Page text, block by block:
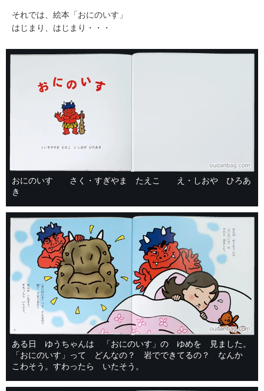
それでは、絵本「おにのいす」
はじまり、はじまり・・・
おにのいす さく・すぎやま たえこ え・しおや ひろあ
き
ある日 ゆうちゃんは 「おにのいす」の ゆめを 見ました。
「おにのいす」って どんなの？ 岩でできてるの？ なんか
こわそう。すわったら いたそう。